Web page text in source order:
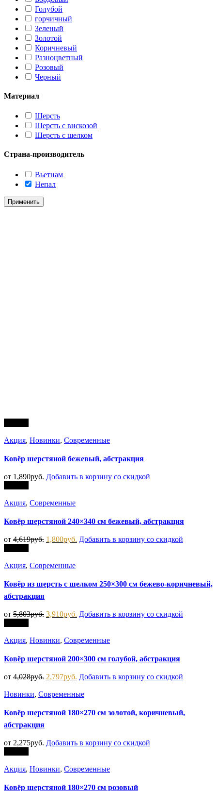
Голубой
горчичный
Зеленый
Золотой
Коричневый
Разноцветный
Розовый
Черный
Материал
Шерсть
Шерсть с вискозой
Шерсть с шелком
Страна-производитель
Вьетнам
Непал
Применить
Акция, Новинки, Современные
Ковёр шерстяной бежевый, абстракция
от 1,890руб. Добавить в корзину со скидкой
Акция, Современные
Ковёр шерстяной 240×340 см бежевый, абстракция
от 4,619руб. 1,800руб. Добавить в корзину со скидкой
Акция, Современные
Ковёр из шерсть с шелком 250×300 см бежево-коричневый,
абстракция
от 5,803руб. 3,910руб. Добавить в корзину со скидкой
Акция, Новинки, Современные
Ковёр шерстяной 200×300 см голубой, абстракция
от 4,028руб. 2,797руб. Добавить в корзину со скидкой
Новинки, Современные
Ковёр шерстяной 180×270 см золотой, коричневый,
абстракция
от 2,275руб. Добавить в корзину со скидкой
Акция, Новинки, Современные
Ковёр шерстяной 180×270 см розовый